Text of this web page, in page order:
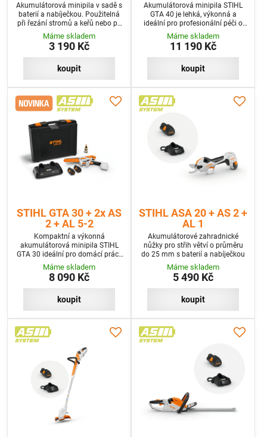
Akumulátorová minipila v sadě s
baterií a nabíječkou. Použitelná
při řezání stromů a keřů nebo při
prořezávkách. S pilovým řetězem
1/4“ PM3 pro vysoký řezný výkon.
Máme skladem
3 190 Kč
koupit
Akumulátorová minipila STIHL
GTA 40 je lehká, výkonná a
ideální pro profesionální péči o
stromy, zahradnické práce i
řezání dřeva na stavbách. V sadě
s 2x baterií a rychlonabíječkou.
Máme skladem
11 190 Kč
koupit
STIHL GTA 30 + 2x AS
2 + AL 5-2
Kompaktní a výkonná
akumulátorová minipila STIHL
GTA 30 ideální pro domácí práce
se dřevem. V sadě se dvěma
akumulátory, rychlonabíječkou a
kufrem.
Máme skladem
8 090 Kč
koupit
STIHL ASA 20 + AS 2 +
AL 1
Akumulátorové zahradnické
nůžky pro střih větví o průměru
do 25 mm s baterií a nabíječkou
Máme skladem
5 490 Kč
koupit